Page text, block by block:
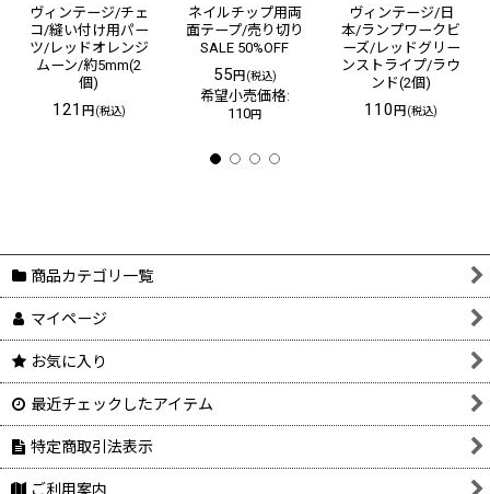
ヴィンテージ/チェ
コ/縫い付け用パー
ツ/レッドオレンジ
ムーン/約5mm(2
個)
121 円(税込)
ネイルチップ用両
面テープ/売り切り
SALE 50%OFF
55円(税込)
希望小売価格:
110円
ヴィンテージ/日
本/ランプワークビ
ーズ/レッドグリー
ンストライプ/ラウ
ンド(2個)
110円(税込)
商品カテゴリ一覧
マイページ
お気に入り
最近チェックしたアイテム
特定商取引法表示
ご利用案内